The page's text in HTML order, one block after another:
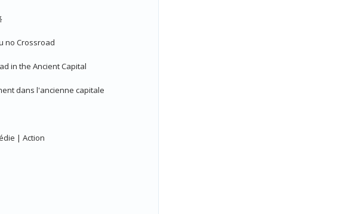
no Crossroad
in the Ancient Capital
dans l'ancienne capitale
| Action